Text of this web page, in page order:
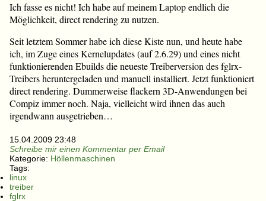
Ich fasse es nicht! Ich habe auf meinem Laptop endlich die
Möglichkeit, direct rendering zu nutzen.
Seit letztem Sommer habe ich diese Kiste nun, und heute habe
ich, im Zuge eines Kernelupdates (auf 2.6.29) und eines nicht
funktionierenden Ebuilds die neueste Treiberversion des fglrx-
Treibers heruntergeladen und manuell installiert. Jetzt funktioniert
direct rendering. Dummerweise flackern 3D-Anwendungen bei
Compiz immer noch. Naja, vielleicht wird ihnen das auch
irgendwann ausgetrieben…
15.04.2009 23:48
Schreibe mir einen Kommentar per Email
Kategorie: Höllenmaschinen
Tags:
linux
treiber
fglrx